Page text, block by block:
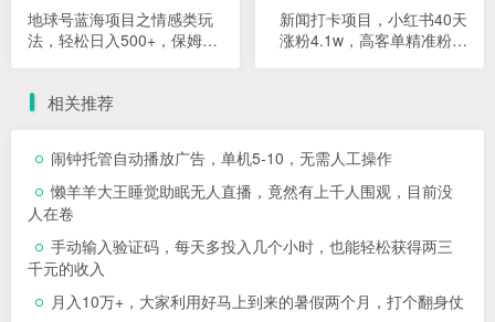
地球号蓝海项目之情感类玩
法，轻松日入500+，保姆级
新闻打卡项目，小红书40天
涨粉4.1w，高客单精准粉，
相关推荐
闹钟托管自动播放广告，单机5-10，无需人工操作
懒羊羊大王睡觉助眠无人直播，竟然有上千人围观，目前没
人在卷
手动输入验证码，每天多投入几个小时，也能轻松获得两三
千元的收入
月入10万+，大家利用好马上到来的暑假两个月，打个翻身仗